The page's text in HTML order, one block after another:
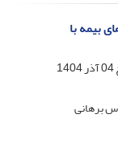
بیمه با
04 آذر 1404
برهانی